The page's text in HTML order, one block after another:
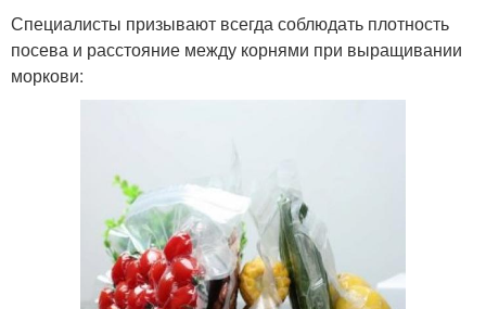
Специалисты призывают всегда соблюдать плотность
посева и расстояние между корнями при выращивании
моркови: